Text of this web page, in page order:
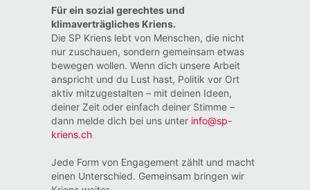
Für ein sozial gerechtes und
klimaverträgliches Kriens.
Die SP Kriens lebt von Menschen, die nicht
nur zuschauen, sondern gemeinsam etwas
bewegen wollen. Wenn dich unsere Arbeit
anspricht und du Lust hast, Politik vor Ort
aktiv mitzugestalten – mit deinen Ideen,
deiner Zeit oder einfach deiner Stimme –
dann melde dich bei uns unter info@sp-
kriens.ch
Jede Form von Engagement zählt und macht
einen Unterschied. Gemeinsam bringen wir